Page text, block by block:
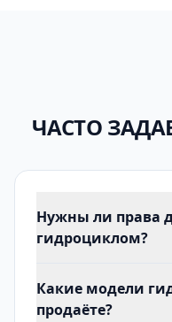
ЧАСТО
Нужны ли права
гидроциклом?
Какие модели
продаёте?